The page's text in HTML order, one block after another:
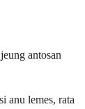
antosan
anu lemes, rata